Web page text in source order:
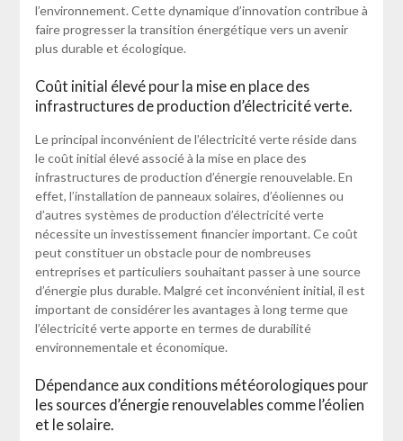
l’environnement. Cette dynamique d’innovation contribue à
faire progresser la transition énergétique vers un avenir
plus durable et écologique.
Coût initial élevé pour la mise en place des
infrastructures de production d’électricité verte.
Le principal inconvénient de l’électricité verte réside dans
le coût initial élevé associé à la mise en place des
infrastructures de production d’énergie renouvelable. En
effet, l’installation de panneaux solaires, d’éoliennes ou
d’autres systèmes de production d’électricité verte
nécessite un investissement financier important. Ce coût
peut constituer un obstacle pour de nombreuses
entreprises et particuliers souhaitant passer à une source
d’énergie plus durable. Malgré cet inconvénient initial, il est
important de considérer les avantages à long terme que
l’électricité verte apporte en termes de durabilité
environnementale et économique.
Dépendance aux conditions météorologiques pour
les sources d’énergie renouvelables comme l’éolien
et le solaire.